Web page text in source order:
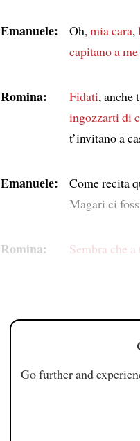
Emanuele: Oh, mia cara,
capitano a
Romina: Fidati, anche
ingozzarti di
t’invitano a
Emanuele: Come recita
Magari ci
Romina: Sembra che
Go further and